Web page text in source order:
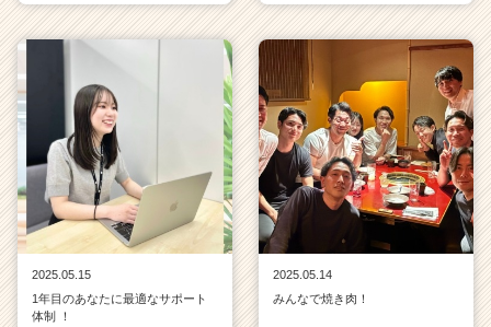
2025.05.15
1年目のあなたに最適なサポート
体制 ！
2025.05.14
みんなで焼き肉！